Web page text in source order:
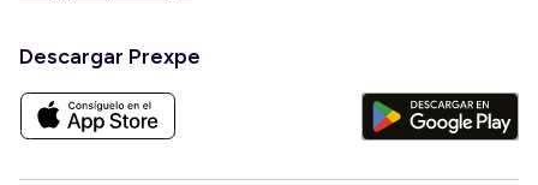
Descargar Prexpe